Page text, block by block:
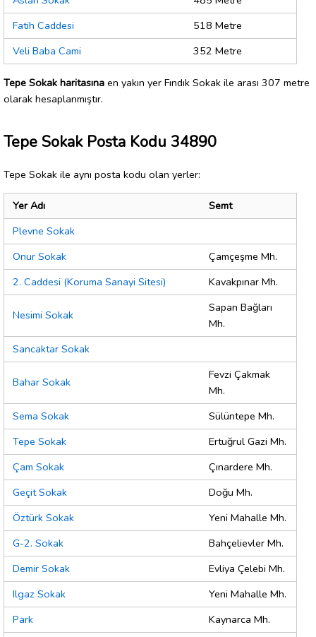
Fatih Caddesi
518 Metre
Veli Baba Cami
352 Metre
Tepe Sokak haritasına en yakın yer Fındık Sokak ile arası 307 metre
olarak hesaplanmıştır.
Tepe Sokak Posta Kodu 34890
Tepe Sokak ile aynı posta kodu olan yerler:
Yer Adı
Semt
Plevne Sokak
Onur Sokak
Çamçeşme Mh.
2. Caddesi (Koruma Sanayi Sitesi)
Kavakpınar Mh.
Nesimi Sokak
Sapan Bağları
Mh.
Sancaktar Sokak
Bahar Sokak
Fevzi Çakmak
Mh.
Sema Sokak
Sülüntepe Mh.
Tepe Sokak
Ertuğrul Gazi Mh.
Çam Sokak
Çınardere Mh.
Geçit Sokak
Doğu Mh.
Öztürk Sokak
Yeni Mahalle Mh.
G-2. Sokak
Bahçelievler Mh.
Demir Sokak
Evliya Çelebi Mh.
Ilgaz Sokak
Yeni Mahalle Mh.
Park
Kaynarca Mh.